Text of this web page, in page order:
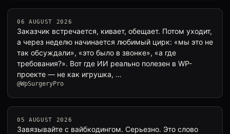
06 AUGUST 2026
Заказчик встречается, кивает, обещает. Потом уходит,
а через неделю начинается любимый цирк: «мы это не
так обсуждали», «это было в звонке», «а где
требования?». Вот где ИИ реально полезен в WP-
проекте — не как игрушка, …
@WpSurgeryPro
05 AUGUST 2026
Завязывайте с вайбкодингом. Серьезно. Это слово